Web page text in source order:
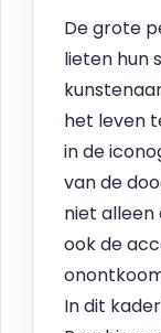
De grote
lieten hun
het leven
in de
van de
niet alleen
ook de
In dit